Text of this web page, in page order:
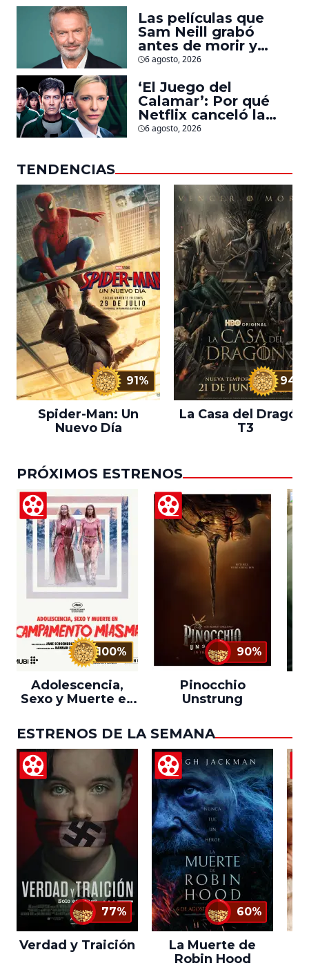
islamistas radicales
Las películas que
Sam Neill grabó
antes de morir y
llegarán pronto a
6 agosto, 2026
‘El Juego del
Calamar’: Por qué
Netflix canceló la
serie de David
Unidos
6 agosto, 2026
TENDENCIAS
91%
Spider-Man: Un
Nuevo Día
94%
La Casa del Dragón
T3
PRÓXIMOS ESTRENOS
100%
Adolescencia,
Sexo y Muerte en
Miasma
90%
Pinocchio
Unstrung
ESTRENOS DE LA SEMANA
77%
Verdad y Traición
60%
La Muerte de
Robin Hood